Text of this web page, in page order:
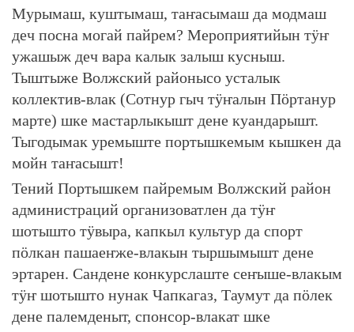
Мурымаш, куштымаш, таҥасымаш да модмаш
деч посна могай пайрем? Мероприятийын тӱҥ
ужашыж деч вара калык залыш кусныш.
Тыштыже Волжский районысо усталык
коллектив-влак (Сотнур гыч тӱҥалын Пӧртанур
марте) шке мастарлыкышт дене куандарышт.
Тыгодымак уремыште портышкемым кышкен да
мойн таҥасышт!
Тений Портышкем пайремым Волжский район
администраций организоватлен да тӱҥ
шотышто тӱвыра, капкыл культур да спорт
пӧлкан пашаеҥже-влакын тыршымышт дене
эртарен. Сандене конкурслаште сеҥыше-влакым
тӱҥ шотышто нунак Чапкагаз, Таумут да пӧлек
дене палемденыт, спонсор-влакат шке